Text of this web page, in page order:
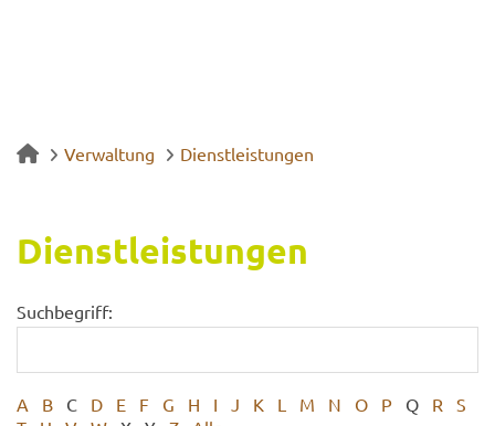
Verwaltung Dienstleistungen
Dienst­leis­tun­gen
Suchbegriff:
A B C D E F G H I J K L M N O P Q R
S